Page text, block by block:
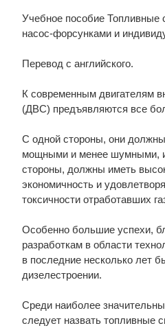
Учебное пособие Топливные
насос-форсунками и
Перевод с английского.
К современным двигателям
(ДВС) предъявляются все
С одной стороны, они
мощными и менее шумными,
стороны, должны иметь
экономичность и
токсичности отработавших
Особенно большие успехи,
разработкам в области
в последние несколько лет
дизелестроении.
Среди наиболее
следует назвать топливные